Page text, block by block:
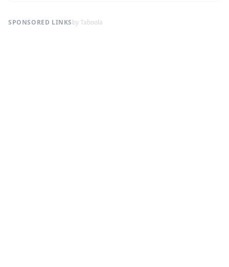
SPONSORED LINKSby Taboola